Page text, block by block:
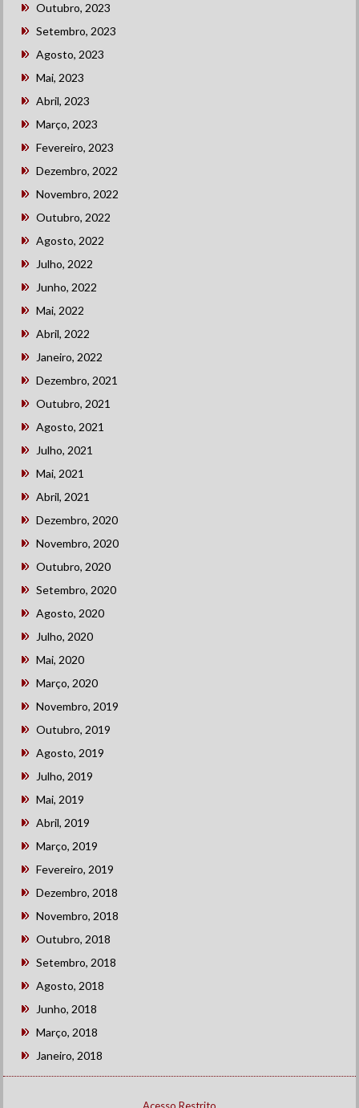
Outubro, 2023
Setembro, 2023
Agosto, 2023
Mai, 2023
Abril, 2023
Março, 2023
Fevereiro, 2023
Dezembro, 2022
Novembro, 2022
Outubro, 2022
Agosto, 2022
Julho, 2022
Junho, 2022
Mai, 2022
Abril, 2022
Janeiro, 2022
Dezembro, 2021
Outubro, 2021
Agosto, 2021
Julho, 2021
Mai, 2021
Abril, 2021
Dezembro, 2020
Novembro, 2020
Outubro, 2020
Setembro, 2020
Agosto, 2020
Julho, 2020
Mai, 2020
Março, 2020
Novembro, 2019
Outubro, 2019
Agosto, 2019
Julho, 2019
Mai, 2019
Abril, 2019
Março, 2019
Fevereiro, 2019
Dezembro, 2018
Novembro, 2018
Outubro, 2018
Setembro, 2018
Agosto, 2018
Junho, 2018
Março, 2018
Janeiro, 2018